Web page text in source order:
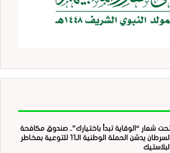
شعار “الوقاية تبدأ باختيارك”.. صندوق مكافحة
السرطان يدشن الحملة الوطنية الـ11 للتوعية بمخاطر
البلاستيك